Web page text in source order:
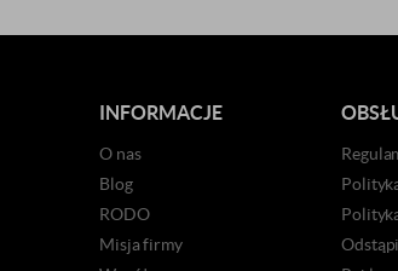
INFORMACJE
O nas
Blog
RODO
Misja firmy